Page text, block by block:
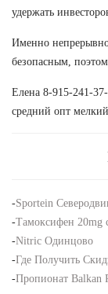
удержать
Именно
безопасным,
Елена 8-915-241-
средний опт
-Sportein
-Тамоксифен 20mg
-Nitric Одинцово
-Где Получить
-Пропионат Balkan